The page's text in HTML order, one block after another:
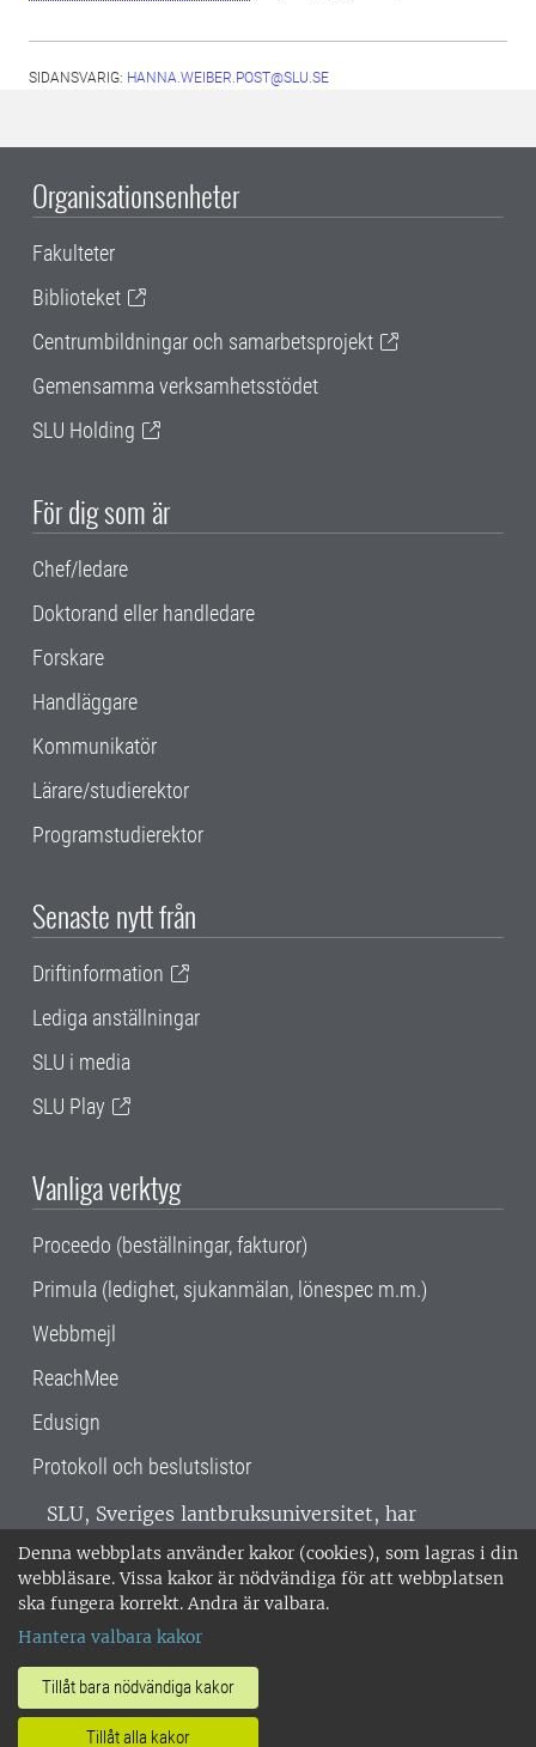
Denna webbplats använder kakor (cookies), som lagras i din
webbläsare. Vissa kakor är nödvändiga för att webbplatsen
ska fungera korrekt. Andra är valbara.
Hantera valbara kakor
Tillåt bara nödvändiga kakor
Tillåt alla kakor
SIDANSVARIG: HANNA.WEIBER.POST@SLU.SE
Organisationsenheter
Fakulteter
Biblioteket
Centrumbildningar och samarbetsprojekt
Gemensamma verksamhetsstödet
SLU Holding
För dig som är
Chef/ledare
Doktorand eller handledare
Forskare
Handläggare
Kommunikatör
Lärare/studierektor
Programstudierektor
Senaste nytt från
Driftinformation
Lediga anställningar
SLU i media
SLU Play
Vanliga verktyg
Proceedo (beställningar, fakturor)
Primula (ledighet, sjukanmälan, lönespec m.m.)
Webbmejl
ReachMee
Edusign
Protokoll och beslutslistor
SLU, Sveriges lantbruksuniversitet, har
verksamhet över hela Sverige. Huvudorter är
Alnarp, Uppsala och Umeå.SLU är
miljöcertifierat enligt ISO 14001. •
018-67 10 00 • Org nr: 202100-2817 •
Om SLU:s webbplatser
•Hantera kakor•Behandling av